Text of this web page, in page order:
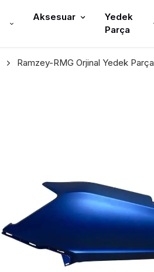
Aksesuar
Yedek
Parça
Ramzey-RMG Orjinal Yedek Parça